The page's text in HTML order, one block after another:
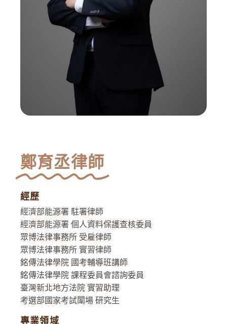
鄭育丞律師
經歷
經濟部能源署 駐署律師
經濟部能源署 個人資料保護查核委員
眾博法律事務所 受雇律師
眾博法律事務所 實習律師
銘傳法律學院 國考輔導班講師
銘傳法律學院 課程委員會諮詢委員
臺灣新北地方法院 實習助理
考選部國家考試闈場 研究生
專業領域